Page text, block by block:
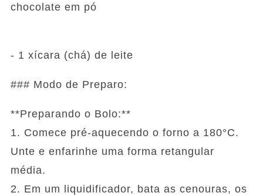
chocolate em pó
- 1 xícara (chá) de leite
### Modo de Preparo:
**Preparando o Bolo:**
1. Comece pré-aquecendo o forno a 180°C.
Unte e enfarinhe uma forma retangular
média.
2. Em um liquidificador, bata as cenouras, os